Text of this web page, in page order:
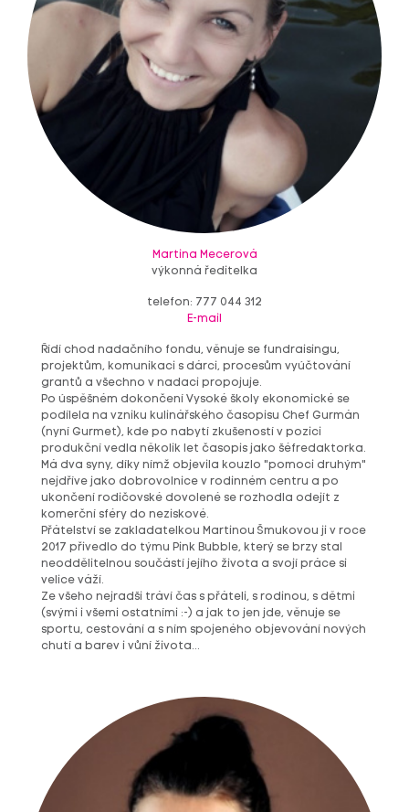
Martina Mecerová
výkonná ředitelka
telefon: 777 044 312
E-mail
Řídí chod nadačního fondu, věnuje se fundraisingu,
projektům, komunikaci s dárci, procesům vyúčtování
grantů a všechno v nadaci propojuje.
Po úspěšném dokončení Vysoké školy ekonomické se
podílela na vzniku kulinářského časopisu Chef Gurmán
(nyní Gurmet), kde po nabytí zkušeností v pozici
produkční vedla několik let časopis jako šéfredaktorka.
Má dva syny, díky nímž objevila kouzlo "pomoci druhým"
nejdříve jako dobrovolnice v rodinném centru a po
ukončení rodičovské dovolené se rozhodla odejít z
komerční sféry do neziskové.
Přátelství se zakladatelkou Martinou Šmukovou ji v roce
2017 přivedlo do týmu Pink Bubble, který se brzy stal
neoddělitelnou součástí jejího života a svojí práce si
velice váží.
Ze všeho nejradši tráví čas s přáteli, s rodinou, s dětmi
(svými i všemi ostatními :-) a jak to jen jde, věnuje se
sportu, cestování a s ním spojeného objevování nových
chutí a barev i vůní života...